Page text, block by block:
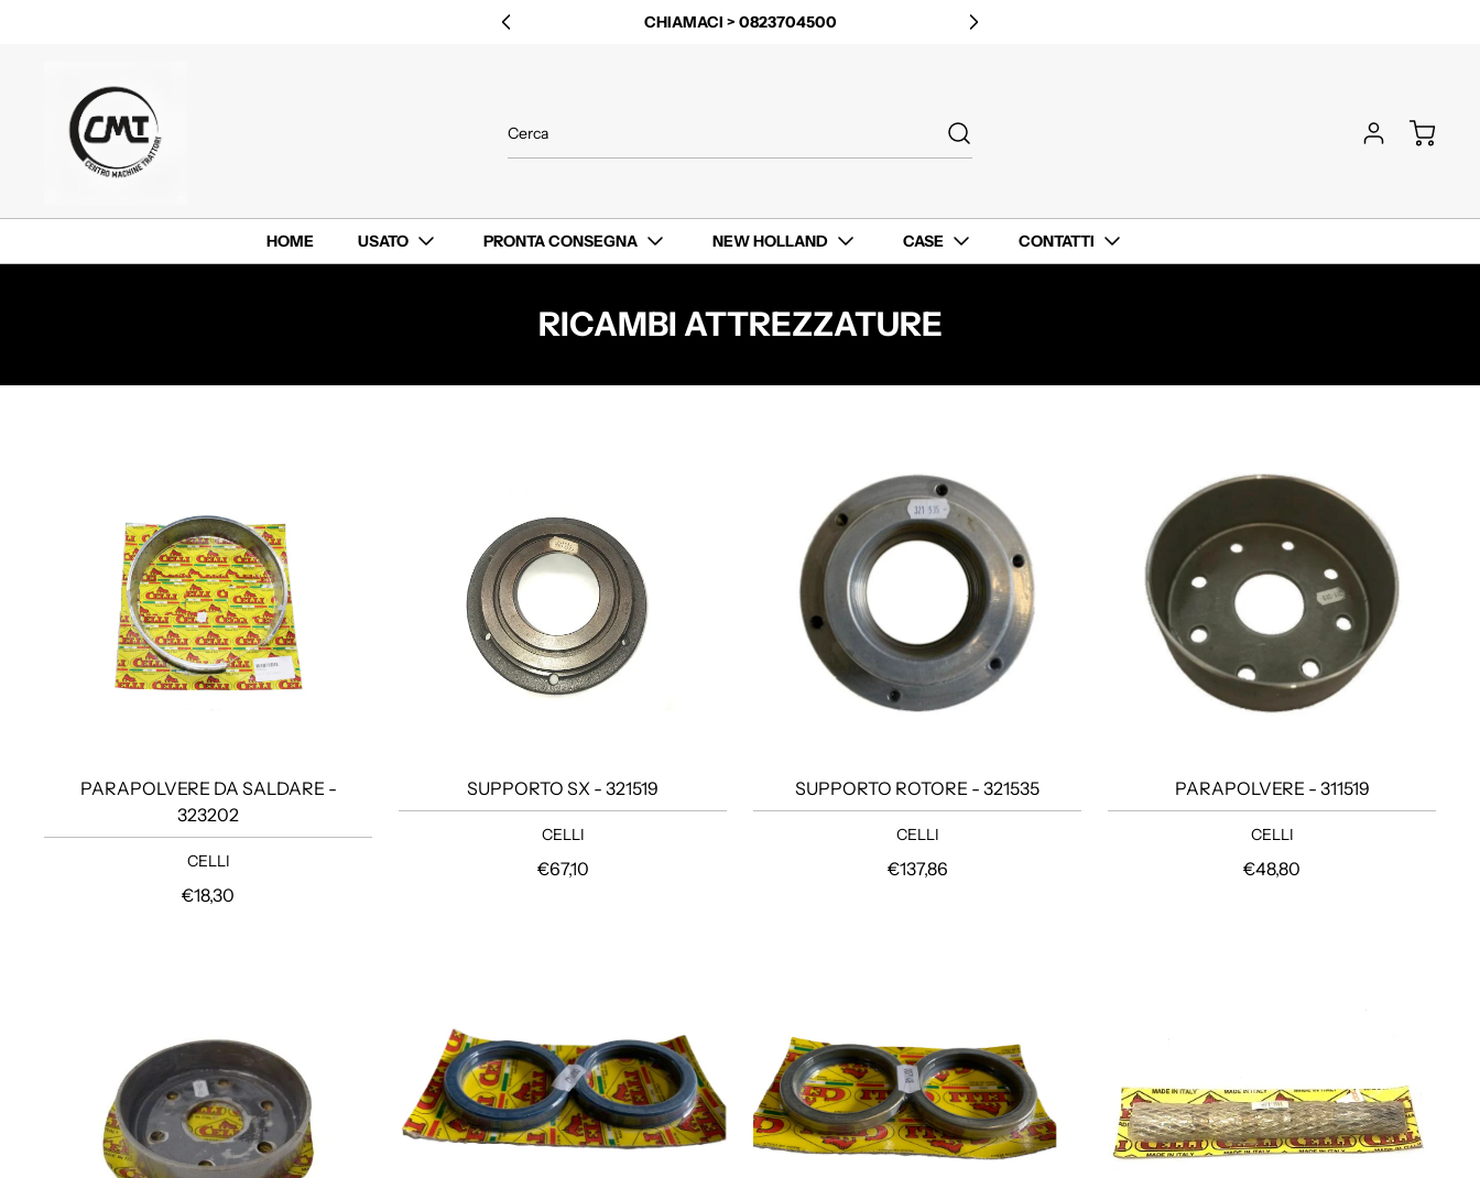
CHIAMACI > 0823704500
HOME USATO PRONTA CONSEGNA NEW HOLLAND CASE CONTATTI
RICAMBI ATTREZZATURE
PARAPOLVERE DA SALDARE -
323202
CELLI
Prezzo regolare
€18,30
SUPPORTO SX - 321519
CELLI
Prezzo regolare
€67,10
SUPPORTO ROTORE - 321535
CELLI
Prezzo regolare
€137,86
PARAPOLVERE - 311519
CELLI
Prezzo regolare
€48,80